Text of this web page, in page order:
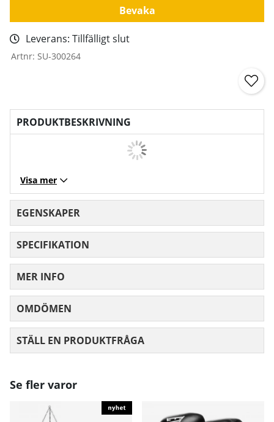
Bevaka
Leverans: Tillfälligt slut
Artnr: SU-300264
PRODUKTBESKRIVNING
Visa mer
EGENSKAPER
SPECIFIKATION
MER INFO
OMDÖMEN
STÄLL EN PRODUKTFRÅGA
Se fler varor